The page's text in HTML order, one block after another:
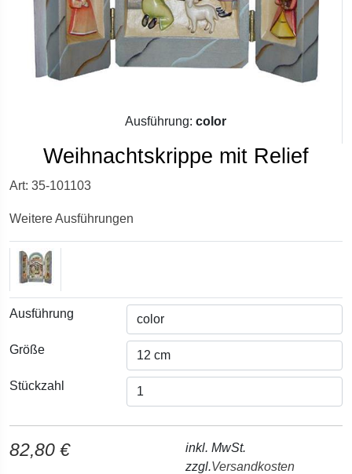
Ausführung: color
Weihnachtskrippe mit Relief
Art: 35-101103
Weitere Ausführungen
Ausführung
Größe
Stückzahl
82,80 €
inkl. MwSt.
zzgl.Versandkosten